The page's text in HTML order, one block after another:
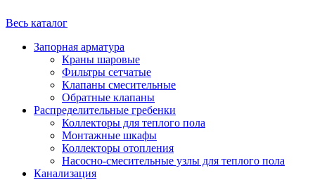
Весь каталог
Запорная арматура
Краны шаровые
Фильтры сетчатые
Клапаны смесительные
Обратные клапаны
Распределительные гребенки
Коллекторы для теплого пола
Монтажные шкафы
Коллекторы отопления
Насосно-смесительные узлы для теплого пола
Канализация